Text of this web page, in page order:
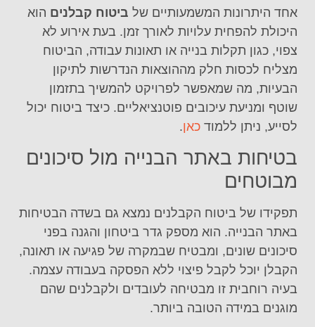
אחד היתרונות המשמעותיים של ביטוח קבלנים הוא
היכולת להפחית עלויות לאורך זמן. בעת אירוע לא
צפוי, כגון תקלות בנייה או תאונות עבודה, הביטוח
מצליח לכסות חלק מההוצאות הנדרשות לתיקון
הבעיות, מה שמאפשר לפרויקט להמשיך בתזמון
שוטף ומניעת עיכובים פוטנציאליים. כיצד ביטוח יכול
לסייע, ניתן ללמוד כאן.
בטיחות באתר הבנייה מול סיכונים
מבוטחים
תפקידו של ביטוח הקבלנים נמצא גם בשדה הבטיחות
באתר הבנייה. הוא מספק גדר ביטחון והגנה בפני
סיכונים שונים, ומבטיח שבמקרה של פגיעה או תאונה,
הקבלן יוכל לקבל פיצוי ללא הפסקה בעבודה עצמה.
בעיה רוחבית זו מבטיחה לעובדים ולקבלנים שהם
מוגנים במידה הטובה ביותר.